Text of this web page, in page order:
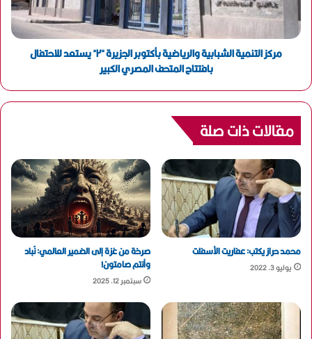
مركز التنمية الشبابية والرياضية بأكتوبر الجزيرة "٢" يستعد للاحتفال
بافتتاح المتحف المصري الكبير
مقالات ذات صلة
محمد حراز يكتب: عفاريت الأسفلت
يوليو 3, 2022
صرخة من غزة إلى الضمير العالمي: نُباد
وأنتم صامتون!
سبتمبر 12, 2025